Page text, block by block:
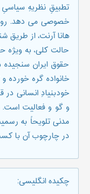
تطبیقِ نظریهِ
خصوصی می دهد.
هانا آرنت، از
حالت کلی، به
حقوق ایران
خانواده گره
خودبنیادِ انسانی
و گو و فعالیت
مدنی تلویحاً به
در چارچوب آن با
چکیده انگلیسی: